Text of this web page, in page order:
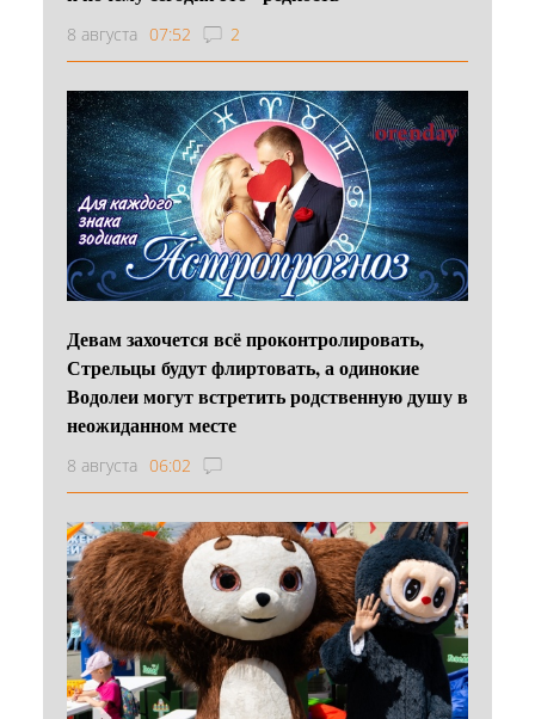
8 августа 07:52 2
Девам захочется всё проконтролировать,
Стрельцы будут флиртовать, а одинокие
Водолеи могут встретить родственную душу в
неожиданном месте
8 августа 06:02